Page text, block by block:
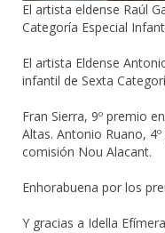
El artista eldense Raúl
Categoría Especial
El artista Eldense
infantil de Sexta
Fran Sierra, 9º premio
Altas. Antonio Ruano,
comisión Nou Alacant.
Enhorabuena por los
Y gracias a Idella